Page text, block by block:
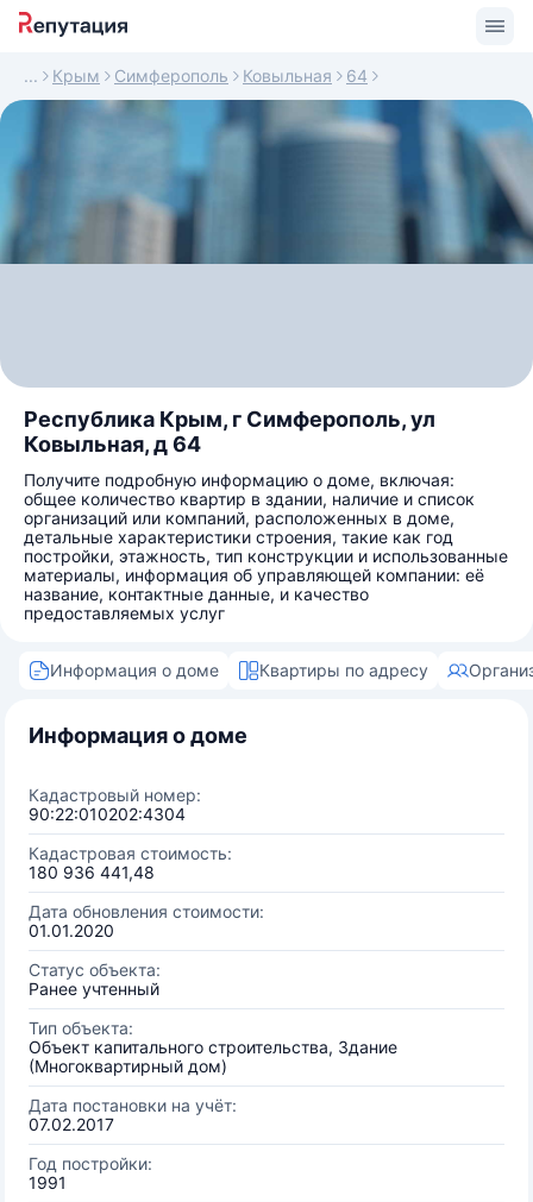
Крым Симферополь Ковыльная 64
Республика Крым, г Симферополь, ул
Ковыльная, д 64
Получите подробную информацию о доме, включая:
общее количество квартир в здании, наличие и список
организаций или компаний, расположенных в доме,
детальные характеристики строения, такие как год
постройки, этажность, тип конструкции и использованные
материалы, информация об управляющей компании: её
название, контактные данные, и качество
предоставляемых услуг
Информация о доме Квартиры по адресу
Информация о доме
Кадастровый номер:
90:22:010202:4304
Кадастровая стоимость:
180 936 441,48
Дата обновления стоимости:
01.01.2020
Статус объекта:
Ранее учтенный
Тип объекта:
Объект капитального строительства, Здание
(Многоквартирный дом)
Дата постановки на учёт:
07.02.2017
Год постройки:
1991